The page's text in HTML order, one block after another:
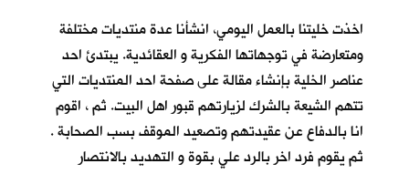
اخذت خليتنا بالعمل اليومي، انشأنا عدة منتديات مختلفة
ومتعارضة في توجهاتها الفكرية و العقائدية. يبتدئ احد
عناصر الخلية بإنشاء مقالة على صفحة احد المنتديات التي
تتهم الشيعة بالشرك لزيارتهم قبور اهل البيت. ثم ، اقوم
انا بالدفاع عن عقيدتهم وتصعيد الموقف بسب الصحابة .
ثم يقوم فرد اخر بالرد علي بقوة و التهديد بالانتصار